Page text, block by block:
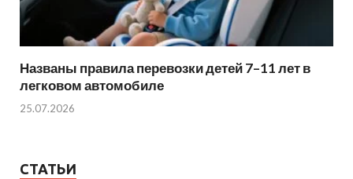
Названы правила перевозки детей 7–11 лет в
легковом автомобиле
25.07.2026
СТАТЬИ